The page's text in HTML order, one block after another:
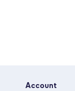
Account